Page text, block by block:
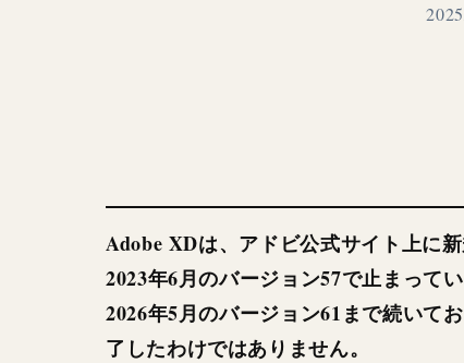
Adobe XDは、アドビ公式サイト上に
2023年6月のバージョン57で止まって
2026年5月のバージョン61まで続いて
了したわけではありません。